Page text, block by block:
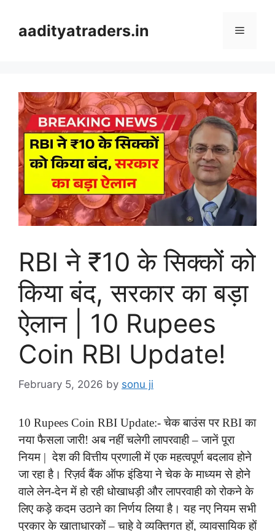
contentaadityatraders.in Menu
RBI ने ₹10 के सिक्कों को
किया बंद, सरकार का बड़ा
ऐलान | 10 Rupees
Coin RBI Update!
February 5, 2026 by sonu ji
10 Rupees Coin RBI Update:- चेक बाउंस पर RBI का
नया फैसला जारी! अब नहीं चलेगी लापरवाही – जानें पूरा
नियम | देश की वित्तीय प्रणाली में एक महत्वपूर्ण बदलाव होने
जा रहा है। रिज़र्व बैंक ऑफ इंडिया ने चेक के माध्यम से होने
वाले लेन-देन में हो रही धोखाधड़ी और लापरवाही को रोकने के
लिए कड़े कदम उठाने का निर्णय लिया है। यह नए नियम सभी
प्रकार के खाताधारकों – चाहे वे व्यक्तिगत हों, व्यावसायिक हों